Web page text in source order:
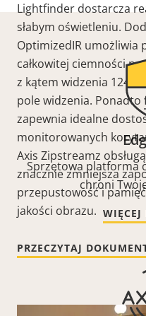
Lightfinder dostarcza
słabym oświetleniu.
OptimizedIR umożliwia
całkowitej ciemności
z kątem widzenia 124°
polewidzenia. Ponadto
zapewnia idealne
monitorowanych
Axis Zipstreamz
znacznie zmniejsza
przepustowość i
jakości obrazu.
PRZECZYTAJ
Sprzętowa platforma
chroni